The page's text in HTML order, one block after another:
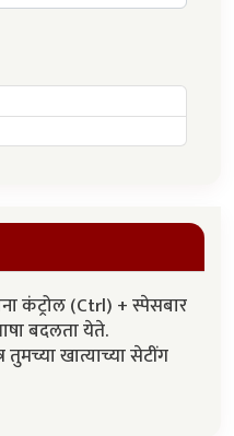
कंट्रोल (Ctrl) + स्पेसबार
बदलता येते.
खात्याच्या सेटींग